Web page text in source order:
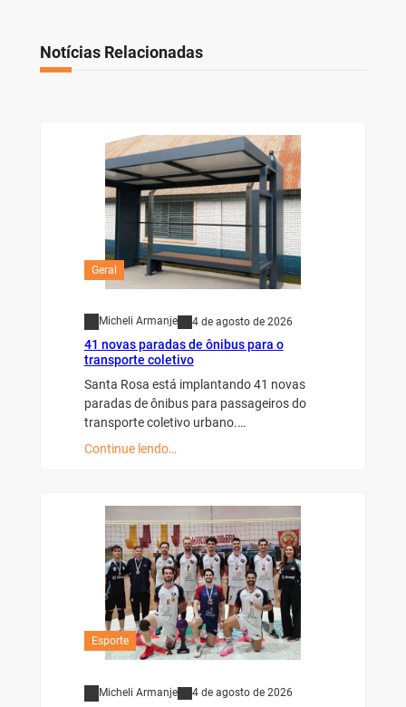
Notícias Relacionadas
Geral
Micheli Armanje 4 de agosto de 2026
41 novas paradas de ônibus para o
transporte coletivo
Santa Rosa está implantando 41 novas
paradas de ônibus para passageiros do
transporte coletivo urbano.…
Continue lendo…
Esporte
Micheli Armanje 4 de agosto de 2026